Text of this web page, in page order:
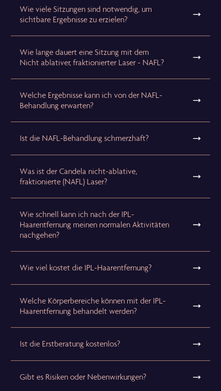
Wie viele Sitzungen sind notwendig, um
sichtbare Ergebnisse zu erzielen?
Wie lange dauert eine Sitzung mit dem
Nicht ablativer, fraktionierter Laser - NAFL?
Welche Ergebnisse kann ich von der NAFL-
Behandlung erwarten?
Ist die NAFL-Behandlung schmerzhaft?
Was ist der Candela nicht-ablative,
fraktionierte (NAFL) Laser?
Wie schnell kann ich nach der IPL-
Haarentfernung meinen normalen Aktivitäten
nachgehen?
Wie viel kostet die IPL-Haarentfernung?
Welche Körperbereiche können mit der IPL-
Haarentfernung behandelt werden?
Ist die Erstberatung kostenlos?
Gibt es Risiken oder Nebenwirkungen?